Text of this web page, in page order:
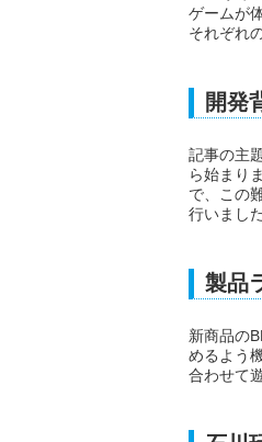
ゲームが
それぞれ
開発
記事の主
ら始まり
で、この
行いました
製品
新商品の
めるよう
合わせて